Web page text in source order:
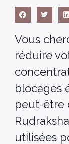
Vous
réduire
blocages
peut-être
utilisées